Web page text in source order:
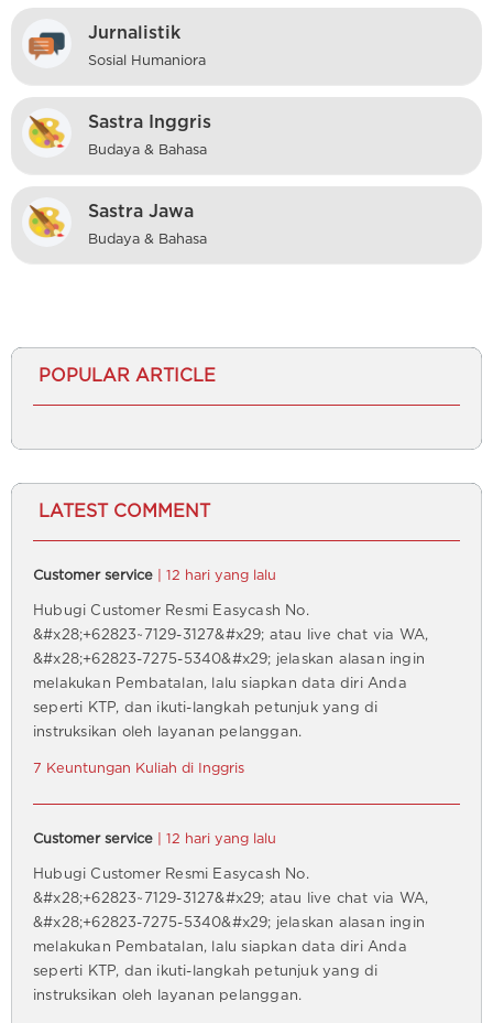
Jurnalistik
Sosial Humaniora
Sastra Inggris
Budaya & Bahasa
Sastra Jawa
Budaya & Bahasa
POPULAR ARTICLE
LATEST COMMENT
Customer service | 12 hari yang lalu
Hubugi Customer Resmi Easycash No.
&#x28;+62823~7129-3127&#x29; atau live chat via WA,
&#x28;+62823-7275-5340&#x29; jelaskan alasan ingin
melakukan Pembatalan, lalu siapkan data diri Anda
seperti KTP, dan ikuti-langkah petunjuk yang di
instruksikan oleh layanan pelanggan.
7 Keuntungan Kuliah di Inggris
Customer service | 12 hari yang lalu
Hubugi Customer Resmi Easycash No.
&#x28;+62823~7129-3127&#x29; atau live chat via WA,
&#x28;+62823-7275-5340&#x29; jelaskan alasan ingin
melakukan Pembatalan, lalu siapkan data diri Anda
seperti KTP, dan ikuti-langkah petunjuk yang di
instruksikan oleh layanan pelanggan.